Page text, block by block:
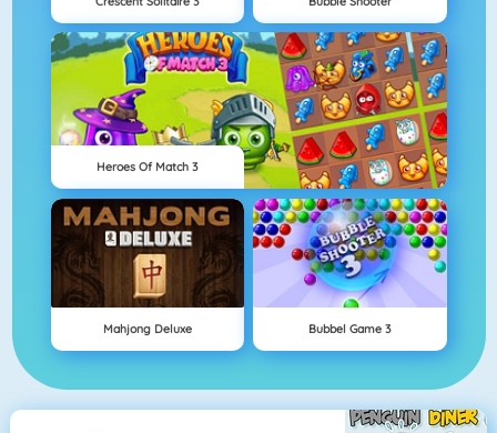
Heroes Of Match 3
Mahjong Deluxe Bubbel Game 3